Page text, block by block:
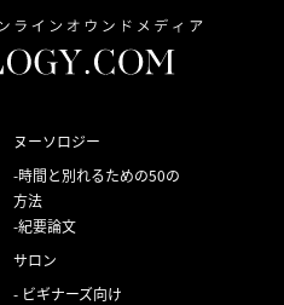
ヌーソロジー
時間と別れるための50の
方法
紀要論文
サロン
ビギナーズ向け